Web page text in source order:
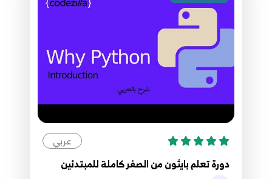
عربي
دورة تعلم بايثون من الصفر كاملة للمبتدئين